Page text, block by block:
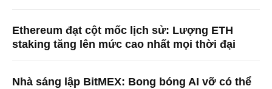
Ethereum đạt cột mốc lịch sử: Lượng ETH
staking tăng lên mức cao nhất mọi thời đại
Nhà sáng lập BitMEX: Bong bóng AI vỡ có thể